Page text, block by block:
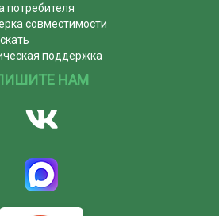
потребителя
совместимости
поддержка
НАМ